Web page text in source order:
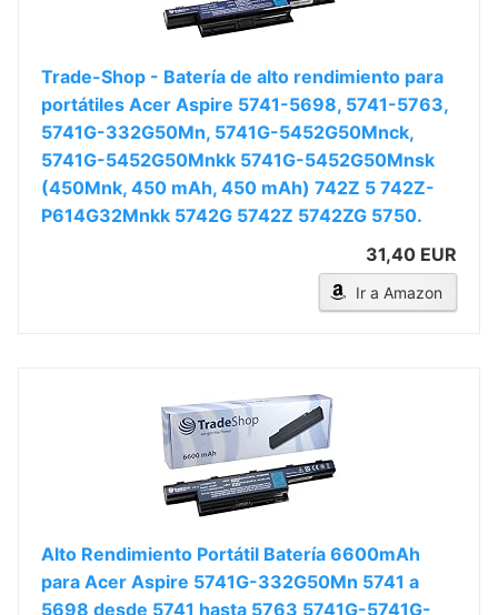
Trade-Shop - Batería de alto rendimiento para
portátiles Acer Aspire 5741-5698, 5741-5763,
5741G-332G50Mn, 5741G-5452G50Mnck,
5741G-5452G50Mnkk 5741G-5452G50Mnsk
(450Mnk, 450 mAh, 450 mAh) 742Z 5 742Z-
P614G32Mnkk 5742G 5742Z 5742ZG 5750.
31,40 EUR
Ir a Amazon
Alto Rendimiento Portátil Batería 6600mAh
para Acer Aspire 5741G-332G50Mn 5741 a
5698 desde 5741 hasta 5763 5741G-5741G-